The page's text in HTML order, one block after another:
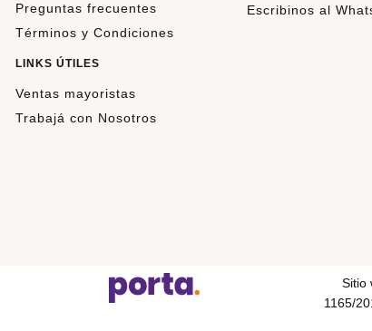
Preguntas frecuentes
Términos y Condiciones
LINKS ÚTILES
Ventas mayoristas
Trabajá con Nosotros
Escribinos al
Sitio
1165/